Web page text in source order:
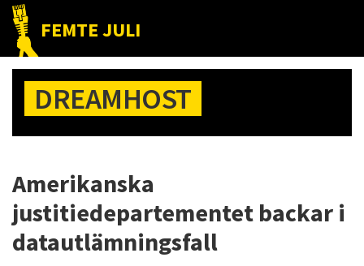
Hoppa
huvudnavigering
Hoppa
huvudinnehåll
Hoppa
det
primära
sidofältet
FEMTE JULI
Nätet
till
folket!DREAMHOST
Amerikanska
justitiedepartementet backar i
datautlämningsfall